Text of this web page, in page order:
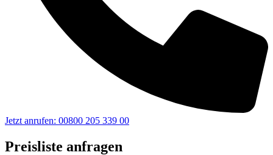
Jetzt anrufen: 00800 205 339 00
Preisliste anfragen